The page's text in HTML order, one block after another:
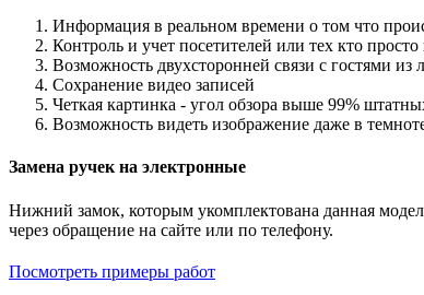
Информация в реальном времени о том что
Контроль и учет посетителей или тех кто
Возможность двухсторонней связи с гостями из
Сохранение видео записей
Четкая картинка - угол обзора выше 99%
Возможность видеть изображение даже в
Замена ручек на электронные
Нижний замок, которым укомплектована данная
через обращение на сайте или по телефону.
Посмотреть примеры работ